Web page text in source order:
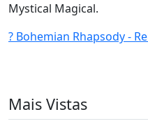
Mystical Magical.
? Bohemian Rhapsody -
Mais Vistas